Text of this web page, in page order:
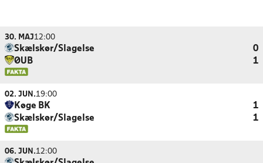
30. MAJ12:00
Skælskør/Slagelse
0
ØUB
1
02. JUN.19:00
Køge BK
1
Skælskør/Slagelse
1
06. JUN.12:00